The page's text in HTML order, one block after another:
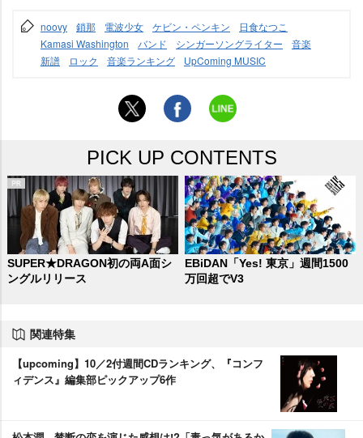
noovy 鎖那 電波少女 ケビン・ペンキン
日食なつこ
Kamasi Washington
バンド シンガーソングライター
音楽
新譜
ロック 音楽ランキング UpComing MUSIC
PICK UP CONTENTS
SUPER★DRAGON初の両A面シ
ングルリリース
EBiDAN「Yes! 東京」週間1500
万回超でV3
関連特集
【upcoming】10／2付週間CDランキング、『コンフ
ィデンス』編集部ピックアップ6作